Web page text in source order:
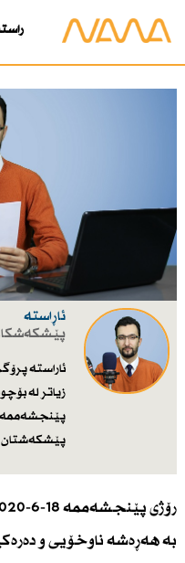
ئاڕاستە
ئاراستە
زیاتر لە
پێشكەشتان
به‌ هه‌ڕه‌شه‌ ناوخۆیى و